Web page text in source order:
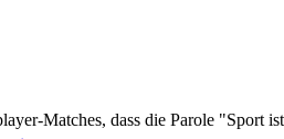
Matches, dass die Parole "Sport